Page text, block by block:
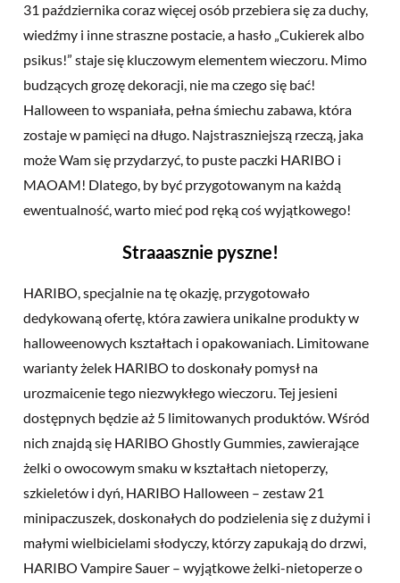
31 października coraz więcej osób przebiera się za duchy,
wiedźmy i inne straszne postacie, a hasło „Cukierek albo
psikus!” staje się kluczowym elementem wieczoru. Mimo
budzących grozę dekoracji, nie ma czego się bać!
Halloween to wspaniała, pełna śmiechu zabawa, która
zostaje w pamięci na długo. Najstraszniejszą rzeczą, jaka
może Wam się przydarzyć, to puste paczki HARIBO i
MAOAM! Dlatego, by być przygotowanym na każdą
ewentualność, warto mieć pod ręką coś wyjątkowego!
Straaasznie pyszne!
HARIBO, specjalnie na tę okazję, przygotowało
dedykowaną ofertę, która zawiera unikalne produkty w
halloweenowych kształtach i opakowaniach. Limitowane
warianty żelek HARIBO to doskonały pomysł na
urozmaicenie tego niezwykłego wieczoru. Tej jesieni
dostępnych będzie aż 5 limitowanych produktów. Wśród
nich znajdą się HARIBO Ghostly Gummies, zawierające
żelki o owocowym smaku w kształtach nietoperzy,
szkieletów i dyń, HARIBO Halloween – zestaw 21
minipaczuszek, doskonałych do podzielenia się z dużymi i
małymi wielbicielami słodyczy, którzy zapukają do drzwi,
HARIBO Vampire Sauer – wyjątkowe żelki-nietoperze o